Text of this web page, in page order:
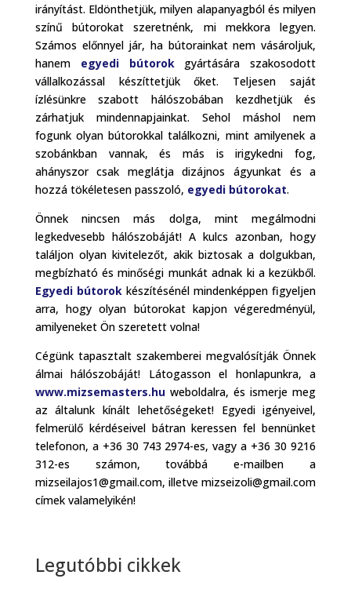
irányítást. Eldönthetjük, milyen alapanyagból és milyen
színű bútorokat szeretnénk, mi mekkora legyen.
Számos előnnyel jár, ha bútorainkat nem vásároljuk,
hanem egyedi bútorokgyártására szakosodott
vállalkozással készíttetjük őket. Teljesen saját
ízlésünkre szabott hálószobában kezdhetjük és
zárhatjuk mindennapjainkat. Sehol máshol nem
fogunk olyan bútorokkal találkozni, mint amilyenek a
szobánkban vannak, és más is irigykedni fog,
ahányszor csak meglátja dizájnos ágyunkat és a
hozzá tökéletesen passzoló, egyedi bútorokat.
Önnek nincsen más dolga, mint megálmodni
legkedvesebb hálószobáját! A kulcs azonban, hogy
találjon olyan kivitelezőt, akik biztosak a dolgukban,
megbízható és minőségi munkát adnak ki a kezükből.
Egyedi bútorokkészítésénél mindenképpen figyeljen
arra, hogy olyan bútorokat kapjon végeredményül,
amilyeneket Ön szeretett volna!
Cégünk tapasztalt szakemberei megvalósítják Önnek
álmai hálószobáját! Látogasson el honlapunkra, a
www.mizsemasters.hu weboldalra, és ismerje meg
az általunk kínált lehetőségeket! Egyedi igényeivel,
felmerülő kérdéseivel bátran keressen fel bennünket
telefonon, a +36 30 743 2974-es, vagy a +36 30 9216
312-es számon, továbbá e-mailben a
mizseilajos1@gmail.com, illetve mizseizoli@gmail.com
címek valamelyikén!
Legutóbbi cikkek